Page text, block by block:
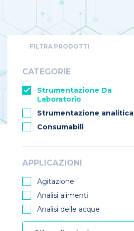
FILTRA PRODOTTI
CATEGORIE
Strumentazione Da
Laboratorio
Strumentazione analitica
Consumabili
APPLICAZIONI
Agitazione
Analisi alimenti
Analisi delle acque